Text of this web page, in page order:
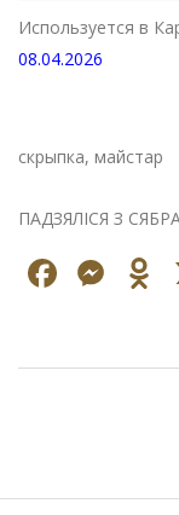
Используется в
08.04.2026
скрыпка, майстар
ПАДЗЯЛІСЯ З